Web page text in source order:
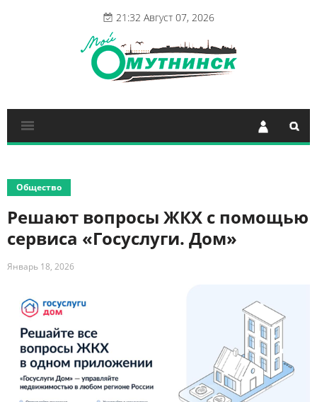
21:32 Август 07, 2026
Общество
Решают вопросы ЖКХ с помощью
сервиса «Госуслуги. Дом»
Январь 18, 2026